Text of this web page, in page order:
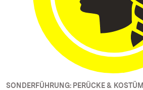
SONDERFÜHRUNG: PERÜCKE & KOSTÜM